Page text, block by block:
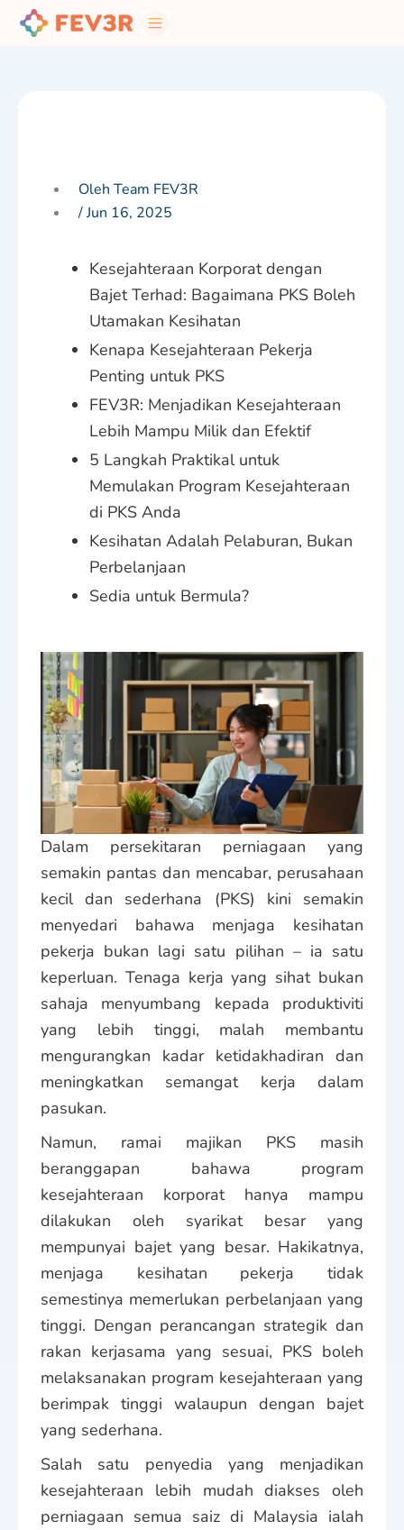
Oleh Team FEV3R
/Jun 16, 2025
Kesejahteraan Korporat dengan
Bajet Terhad: Bagaimana PKS Boleh
Utamakan Kesihatan
Kenapa Kesejahteraan Pekerja
Penting untuk PKS
FEV3R: Menjadikan Kesejahteraan
Lebih Mampu Milik dan Efektif
5 Langkah Praktikal untuk
Memulakan Program Kesejahteraan
di PKS Anda
Kesihatan Adalah Pelaburan, Bukan
Perbelanjaan
Sedia untuk Bermula?
Dalam persekitaran perniagaan yang
semakin pantas dan mencabar, perusahaan
kecil dan sederhana (PKS) kini semakin
menyedari bahawa menjaga kesihatan
pekerja bukan lagi satu pilihan – ia satu
keperluan. Tenaga kerja yang sihat bukan
sahaja menyumbang kepada produktiviti
yang lebih tinggi, malah membantu
mengurangkan kadar ketidakhadiran dan
meningkatkan semangat kerja dalam
pasukan.
Namun, ramai majikan PKS masih
beranggapan bahawa program
kesejahteraan korporat hanya mampu
dilakukan oleh syarikat besar yang
mempunyai bajet yang besar. Hakikatnya,
menjaga kesihatan pekerja tidak
semestinya memerlukan perbelanjaan yang
tinggi. Dengan perancangan strategik dan
rakan kerjasama yang sesuai, PKS boleh
melaksanakan program kesejahteraan yang
berimpak tinggi walaupun dengan bajet
yang sederhana.
Salah satu penyedia yang menjadikan
kesejahteraan lebih mudah diakses oleh
perniagaan semua saiz di Malaysia ialah